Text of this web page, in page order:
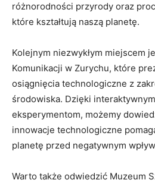
różnorodności przyrody oraz
które kształtują naszą ‌planetę.
Kolejnym ⁤niezwykłym miejscem⁤
Komunikacji ⁣w Zurychu, ‍które
osiągnięcia technologiczne z
‍środowiska. Dzięki
eksperymentom, możemy
‍innowacje technologiczne
planetę‌ przed negatywnym
Warto także ⁢odwiedzić⁢ Muzeum